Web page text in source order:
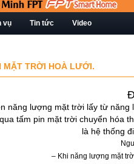
vụ Tin tức Video
MẶT TRỜI HOÀ LƯỚI.
năng lượng mặt trời lấy từ năng
tấm pin mặt trời chuyển hóa
là hệ thống
– Khi năng lượng mặt